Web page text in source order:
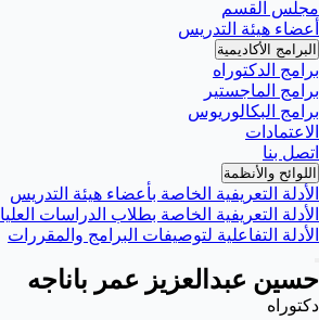
مجلس القسم
أعضاء هيئة التدريس
البرامج الأكاديمية
برامج الدكتوراه
برامج الماجستير
برامج البكالوريوس
الاعتمادات
اتصل بنا
اللوائح والأنظمة
الأدلة التعريفية الخاصة بأعضاء هيئة التدريس
الأدلة التعريفية الخاصة بطلاب الدراسات العليا
الأدلة التفاعلية لتوصيفات البرامج والمقررات
حسين عبدالعزيز عمر باناجه
دكتوراه